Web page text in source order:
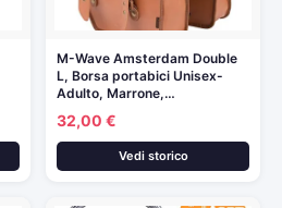
M-Wave Amsterdam Double
L, Borsa portabici Unisex-
Adulto, Marrone,…
32,00 €
Vedi storico